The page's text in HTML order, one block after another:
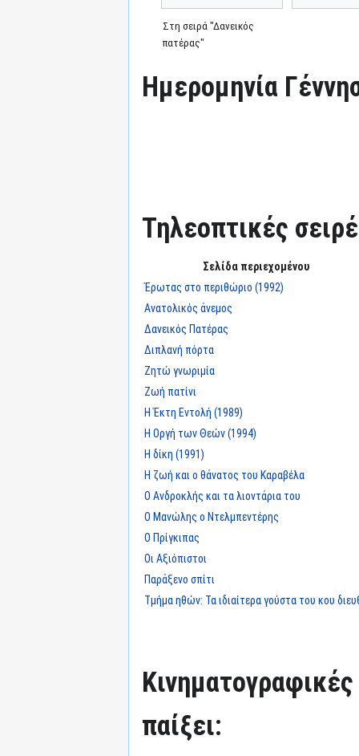
Στη σειρά "Δανεικός
πατέρας"
Ημερομηνία
Τηλεοπτικές
Σελίδα περιεχομένου
Έρωτας στο περιθώριο (1992)
Ανατολικός άνεμος
Δανεικός Πατέρας
Διπλανή πόρτα
Ζητώ γνωριμία
Ζωή πατίνι
Η Έκτη Εντολή (1989)
Η Οργή των Θεών (1994)
Η δίκη (1991)
Η ζωή και ο θάνατος του Καραβέλα
Ο Ανδροκλής και τα λιοντάρια του
Ο Μανώλης ο Ντελμπεντέρης
Ο Πρίγκιπας
Οι Αξιόπιστοι
Παράξενο σπίτι
Τμήμα ηθών: Τα ιδιαίτερα γούστα του κου
Κινηματογραφικές
παίξει: